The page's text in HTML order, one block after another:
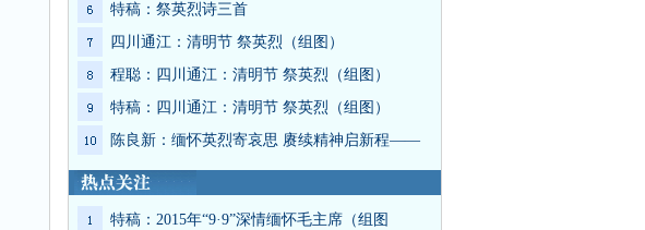
特稿：祭英烈诗三首
四川通江：清明节 祭英烈（组图）
程聪：四川通江：清明节 祭英烈（组图）
特稿：四川通江：清明节 祭英烈（组图）
陈良新：缅怀英烈寄哀思 赓续精神启新程——
特稿：2015年“9·9”深情缅怀毛主席（组图